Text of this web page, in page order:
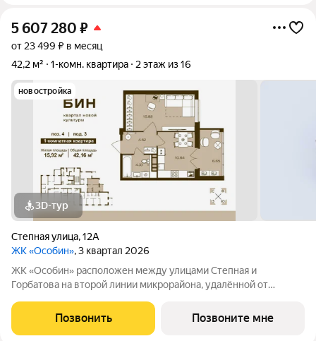
5 607 280 ₽
от 23 499 ₽ в месяц
42,2 м²
1-комн. квартира 2 этаж из 16
новостройка
3D-тур
Степная улица,12А
ЖК «Особин», 3 квартал 2026
ЖК «Особин» расположен между улицами Степная и
Горбатова на второй линии микрорайона, удалённой от
насыщенность городской инфраструктурой подчеркивают
самодостаточность жилого квартала. ЖК «Особин»
Позвонить Позвоните мне